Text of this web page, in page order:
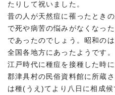
たりして祝いました。
昔の人が天然痘に罹ったとき
で死や病苦の悩みがなくなっ
であったのでしょう。昭和の
全国各地方にあったようです。
江戸時代に種痘を接種した時
郡津具村の民俗資料館に所蔵
は種(うえ)てより八日に相成